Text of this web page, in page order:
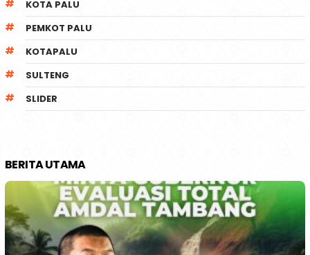
KOTA PALU
PEMKOT PALU
KOTAPALU
SULTENG
SLIDER
BERITA UTAMA